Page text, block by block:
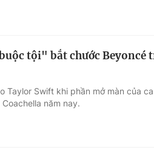
tội" bắt chước
Taylor Swift khi phần mở màn của
năm nay.